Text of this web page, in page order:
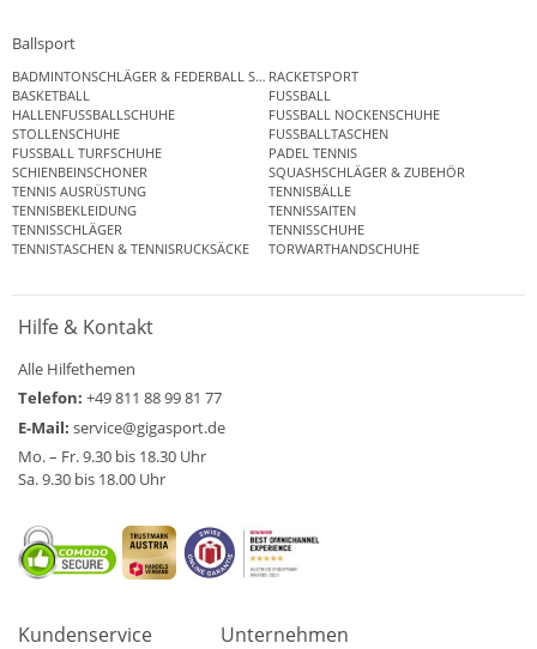
Ballsport
BADMINTONSCHLÄGER & FEDERBALL SETSRACKETSPORT
BASKETBALL
FUSSBALL
HALLENFUSSBALLSCHUHE
FUSSBALL NOCKENSCHUHE
STOLLENSCHUHE
FUSSBALLTASCHEN
FUSSBALL TURFSCHUHE
PADEL TENNIS
SCHIENBEINSCHONER
SQUASHSCHLÄGER & ZUBEHÖR
TENNIS AUSRÜSTUNG
TENNISBÄLLE
TENNISBEKLEIDUNG
TENNISSAITEN
TENNISSCHLÄGER
TENNISSCHUHE
TENNISTASCHEN & TENNISRUCKSÄCKE
TORWARTHANDSCHUHE
Hilfe & Kontakt
Alle Hilfethemen
Telefon: +49 811 88 99 81 77
E-Mail: service@gigasport.de
Mo. – Fr. 9.30 bis 18.30 Uhr
Sa. 9.30 bis 18.00 Uhr
Kundenservice Unternehmen